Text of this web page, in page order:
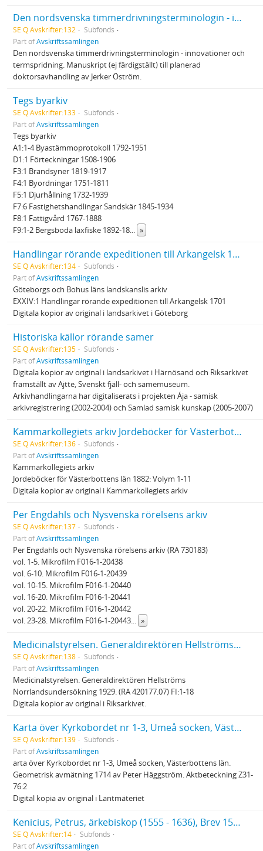
Den nordsvenska timmerdrivningsterminologin - innovationer och termspridning
SE Q Avskrifter:132
Subfonds
Part ofAvskriftssamlingen
Den nordsvenska timmerdrivningsterminologin - innovationer och
termspridning. Manuskript (ej färdigställt) till planerad
doktorsavhandling av Jerker Öström.
Tegs byarkiv
SE Q Avskrifter:133
Subfonds
Part ofAvskriftssamlingen
Tegs byarkiv
A1:1-4 Byastämmoprotokoll 1792-1951
D1:1 Förteckningar 1508-1906
F3:1 Brandsyner 1819-1917
F4:1 Byordningar 1751-1811
F5:1 Djurhållning 1732-1939
F7:6 Fastighetshandlingar Sandskär 1845-1934
F8:1 Fattigvård 1767-1888
F9:1-2 Bergsboda laxfiske 1892-18... »
Handlingar rörande expeditionen till Arkangelsk 1701
SE Q Avskrifter:134
Subfonds
Part ofAvskriftssamlingen
Göteborgs och Bohus läns landskanslis arkiv
EXXIV:1 Handlingar rörande expeditionen till Arkangelsk 1701
Digitala kopior av original i landsarkivet i Göteborg
Historiska källor rörande samer
SE Q Avskrifter:135
Subfonds
Part ofAvskriftssamlingen
Digitala kopior av original i landsarkivet i Härnösand och Riksarkivet
framställt av Ajtte, Svenskt fjäll- och samemuseum.
Arkivhandlingarna har digitaliserats i projekten Ája - samisk
arkivregistrering (2002-2004) och Samlad samisk kunskap (2005-2007)
Kammarkollegiets arkiv Jordeböcker för Västerbottens län 1882
SE Q Avskrifter:136
Subfonds
Part ofAvskriftssamlingen
Kammarkollegiets arkiv
Jordeböcker för Västerbottens län 1882: Volym 1-11
Digitala kopior av original i Kammarkollegiets arkiv
Per Engdahls och Nysvenska rörelsens arkiv
SE Q Avskrifter:137
Subfonds
Part ofAvskriftssamlingen
Per Engdahls och Nysvenska rörelsens arkiv (RA 730183)
vol. 1-5. Mikrofilm F016-1-20438
vol. 6-10. Mikrofilm F016-1-20439
vol. 10-15. Mikrofilm F016-1-20440
vol. 16-20. Mikrofilm F016-1-20441
vol. 20-22. Mikrofilm F016-1-20442
vol. 23-28. Mikrofilm F016-1-20443... »
Medicinalstyrelsen. Generaldirektören Hellströms Norrlandsundersökning 1929
SE Q Avskrifter:138
Subfonds
Part ofAvskriftssamlingen
Medicinalstyrelsen. Generaldirektören Hellströms
Norrlandsundersökning 1929. (RA 420177.07) FI:1-18
Digitala kopior av original i Riksarkivet.
Karta över Kyrkobordet nr 1-3, Umeå socken, Västerbottens län 1714
SE Q Avskrifter:139
Subfonds
Part ofAvskriftssamlingen
arta över Kyrkobordet nr 1-3, Umeå socken, Västerbottens län.
Geometrisk avmätning 1714 av Peter Häggström. Aktbeteckning Z31-
76:2
Digital kopia av original i Lantmäteriet
Kenicius, Petrus, ärkebiskop (1555 - 1636), Brev 1591, 1592, 1612, 1617, 1627, 1628, 1633, u å
SE Q Avskrifter:14
Subfonds
Part ofAvskriftssamlingen